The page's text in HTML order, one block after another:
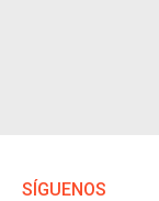
SÍGUENOS